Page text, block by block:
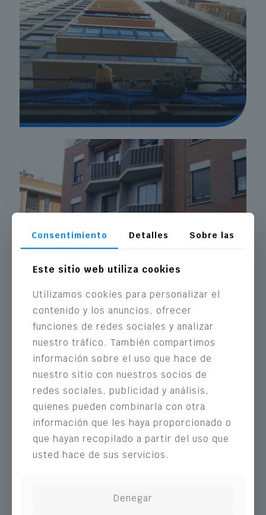
At Trabajos
Especiales ZUT
We have offices in Bilbao and San
Sebastián with 18,000 square meters of
industrial bay space and a highly
specialised team of technicians and
qualified workers. The participation of ZUT
Consentimiento Detalles Sobre las
Este sitio web utiliza cookies
Utilizamos cookies para personalizar el
contenido y los anuncios, ofrecer
funciones de redes sociales y analizar
nuestro tráfico. También compartimos
información sobre el uso que hace de
nuestro sitio con nuestros socios de
redes sociales, publicidad y análisis,
quienes pueden combinarla con otra
información que les haya proporcionado o
que hayan recopilado a partir del uso que
usted hace de sus servicios.
Denegar